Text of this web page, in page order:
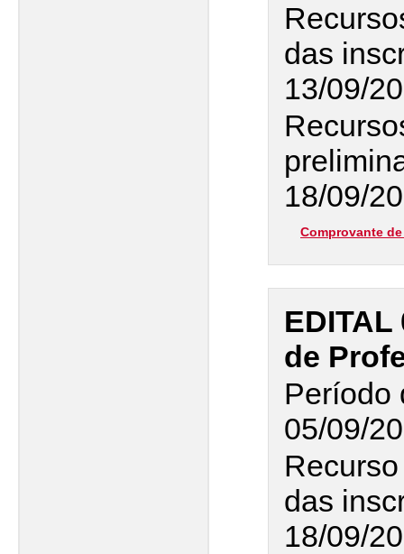
das
13/09/
18/09/
Comprovante
EDITAL
de
Período
05/09/
das
18/09/